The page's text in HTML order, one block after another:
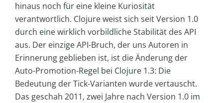
hinaus noch für eine kleine Kuriosität
verantwortlich. Clojure weist sich seit Version 1.0
durch eine wirklich vorbildliche Stabilität des API
aus. Der einzige API-Bruch, der uns Autoren in
Erinnerung geblieben ist, ist die Änderung der
Auto-Promotion-Regel bei Clojure 1.3: Die
Bedeutung der Tick-Varianten wurde vertauscht.
Das geschah 2011, zwei Jahre nach Version 1.0 im